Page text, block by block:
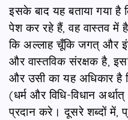
इसके बाद यह बताया गया
पेश कर रहे हैं, वह वास्तव में
कि अल्लाह चूँकि जगत् और
और वास्तविक संरक्षक है,
और उसी का यह अधिकार है
(धर्म और विधि-विधान
प्रदान करे। दूसरे शब्दों में,